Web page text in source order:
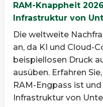
sie
wichtig?
RAM-Knappheit
Infrastruktur von
Die weltweite
an, da KI und Cloud-
beispiellosen Druck
ausüben. Erfahren
RAM-Engpass ist
Infrastruktur von